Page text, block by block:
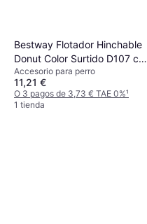
Bestway Flotador Hinchable
Donut Color Surtido D107 cm
+12 Años Playa y Piscina
36118
Accesorio para perro
11,21 €
O 3 pagos de 3,73 € TAE 0%¹
1 tienda